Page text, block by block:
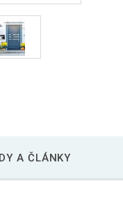
A ČLÁNKY